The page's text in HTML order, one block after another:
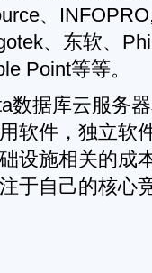
、
、东软、
Point等等。
数据库云服务
软件，独立软
设施相关的成
于自己的核心